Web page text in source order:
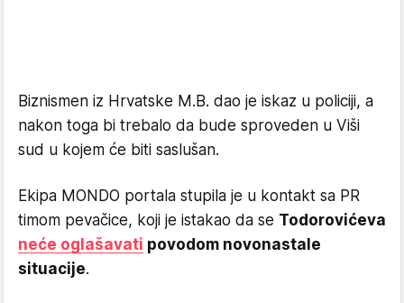
Biznismen iz Hrvatske M.B. dao je iskaz u policiji, a
nakon toga bi trebalo da bude sproveden u Viši
sud u kojem će biti saslušan.
Ekipa MONDO portala stupila je u kontakt sa PR
timom pevačice, koji je istakao da se Todorovićeva
neće oglašavati povodom novonastale
situacije.